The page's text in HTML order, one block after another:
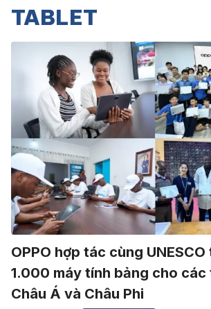
TABLET
OPPO hợp tác cùng
1.000 máy tính bảng cho
Châu Á và Châu Phi